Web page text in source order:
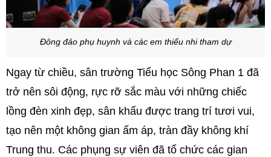
Đông đảo phụ huynh và các em thiếu nhi tham dự
Ngay từ chiều, sân trường Tiểu học Sông Phan 1 đã
trở nên sôi động, rực rỡ sắc màu với những chiếc
lồng đèn xinh đẹp, sân khấu được trang trí tươi vui,
tạo nên một không gian ấm áp, tràn đầy không khí
Trung thu. Các phụng sự viên đã tổ chức các gian